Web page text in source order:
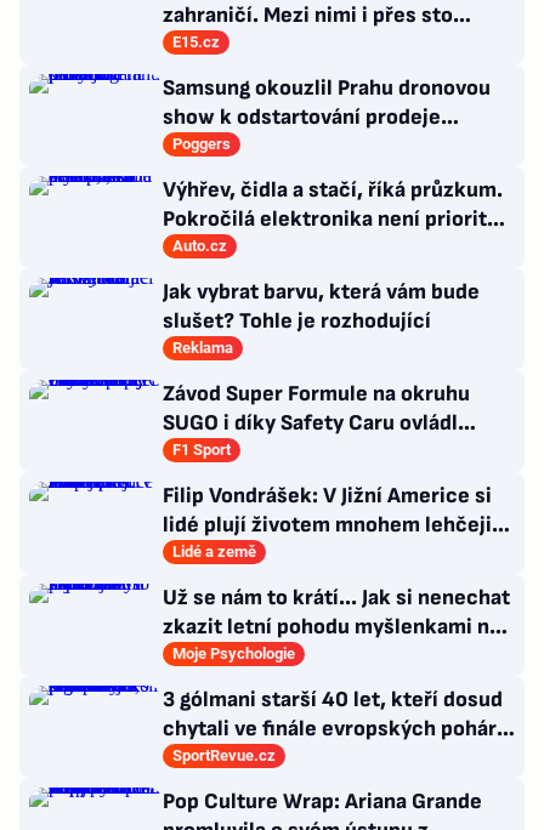
zahraničí. Mezi nimi i přes sto
Ferrari a desítky Lamborghini
E15.cz
Samsung okouzlil Prahu dronovou
show k odstartování prodeje
nových produktů
Poggers
Výhřev, čidla a stačí, říká průzkum.
Pokročilá elektronika není prioritou
zákazníků
Auto.cz
Jak vybrat barvu, která vám bude
slušet? Tohle je rozhodující
Reklama
Závod Super Formule na okruhu
SUGO i díky Safety Caru ovládl
Fukuzumi. Staněk po chybě nedojel
F1 Sport
Filip Vondrášek: V Jižní Americe si
lidé plují životem mnohem lehčeji,
věci tolik neřeší
Lidé a země
Už se nám to krátí... Jak si nenechat
zkazit letní pohodu myšlenkami na
zářijový zápřah?
Moje Psychologie
3 gólmani starší 40 let, kteří dosud
chytali ve finále evropských pohárů.
Všichni odešli ze hřiště jako
poražení
SportRevue.cz
Pop Culture Wrap: Ariana Grande